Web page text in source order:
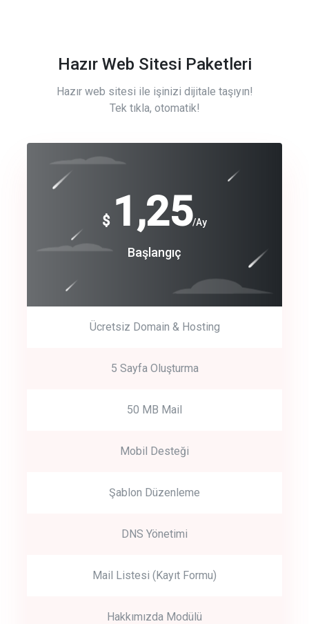
Hazır Web Sitesi Paketleri
Hazır web sitesi ile işinizi dijitale taşıyın!
Tek tıkla, otomatik!
$ 1,25/Ay
Başlangıç
Ücretsiz Domain & Hosting
5 Sayfa Oluşturma
50 MB Mail
Mobil Desteği
Şablon Düzenleme
DNS Yönetimi
Mail Listesi (Kayıt Formu)
Hakkımızda Modülü
Free
Basic